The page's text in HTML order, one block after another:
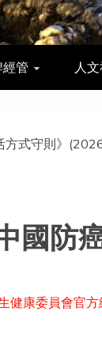
管 人
方式守則》
中國防
健康委員會官方